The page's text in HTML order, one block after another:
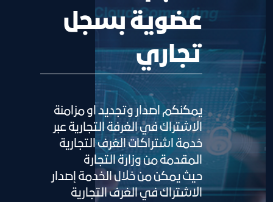
عضوية بسجل
تجاري
يمكنكم اصدار وتجديد او مزامنة
الاشتراك في الغرفة التجارية عبر
خدمة اشتراكات الغرف التجارية
المقدمة من وزارة التجارة
حيث يمكن من خلال الخدمة إصدار
الاشتراك في الغرف التجارية